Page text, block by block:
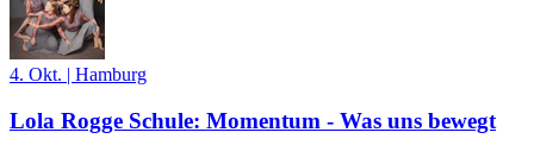
4. Okt. | Hamburg
Lola Rogge Schule: Momentum - Was uns bewegt